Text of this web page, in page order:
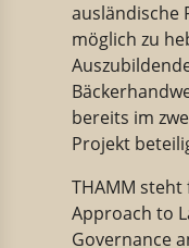
ausländische
möglich zu
bereits im
Projekt
THAMM steht
Approach to
Governance